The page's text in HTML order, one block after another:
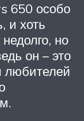
650 особо
и хоть
но
он – это
любителей